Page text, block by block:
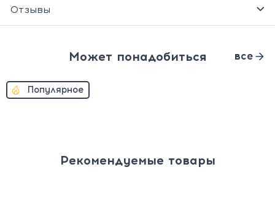
Отзывы
Может понадобиться все
Популярное
Рекомендуемые товары